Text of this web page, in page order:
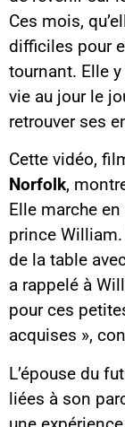
Ces mois,
difficiles pour
tournant. Elle
vie au jour le
retrouver ses
Cette vidéo,
Norfolk,
Elle marche
prince
de la table
a rappelé à
pour ces
acquises »,
L’épouse du
liées à son